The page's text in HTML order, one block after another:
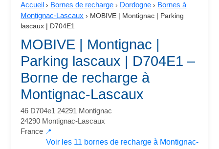
Accueil › Bornes de recharge › Dordogne › Bornes à
Montignac-Lascaux › MOBIVE | Montignac | Parking
lascaux | D704E1
MOBIVE | Montignac |
Parking lascaux | D704E1 –
Borne de recharge à
Montignac-Lascaux
46 D704e1 24291 Montignac
24290 Montignac-Lascaux
France 📍
Voir les 11 bornes de recharge à Montignac-